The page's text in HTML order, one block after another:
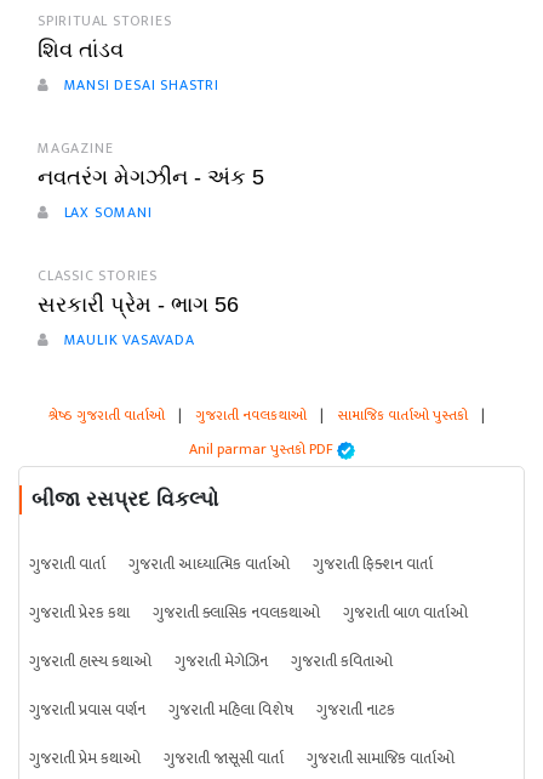
SPIRITUAL STORIES
શિવ તાંડવ
MANSI DESAI SHASTRI
MAGAZINE
નવતરંગ મેગઝીન - અંક 5
LAX SOMANI
CLASSIC STORIES
સરકારી પ્રેમ - ભાગ 56
MAULIK VASAVADA
શ્રેષ્ઠ ગુજરાતી વાર્તાઓ | ગુજરાતી નવલકથાઓ | સામાજિક વાર્તાઓ પુસ્તકો |
Anil parmar પુસ્તકો PDF
બીજા રસપ્રદ વિકલ્પો
ગુજરાતી વાર્તા ગુજરાતી આધ્યાત્મિક વાર્તાઓ
ગુજરાતી ફિક્શન વાર્તા
ગુજરાતી પ્રેરક કથા
ગુજરાતી ક્લાસિક નવલકથાઓ
ગુજરાતી બાળ વાર્તાઓ
ગુજરાતી હાસ્ય કથાઓ
ગુજરાતી મેગેઝિન
ગુજરાતી કવિતાઓ
ગુજરાતી પ્રવાસ વર્ણન
ગુજરાતી મહિલા વિશેષ
ગુજરાતી નાટક
ગુજરાતી પ્રેમ કથાઓ
ગુજરાતી જાસૂસી વાર્તા
ગુજરાતી સામાજિક વાર્તાઓ